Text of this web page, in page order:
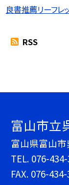
良書推薦リーフレ
RSS
富山市立
富山県富山
TEL. 076-
FAX. 076-